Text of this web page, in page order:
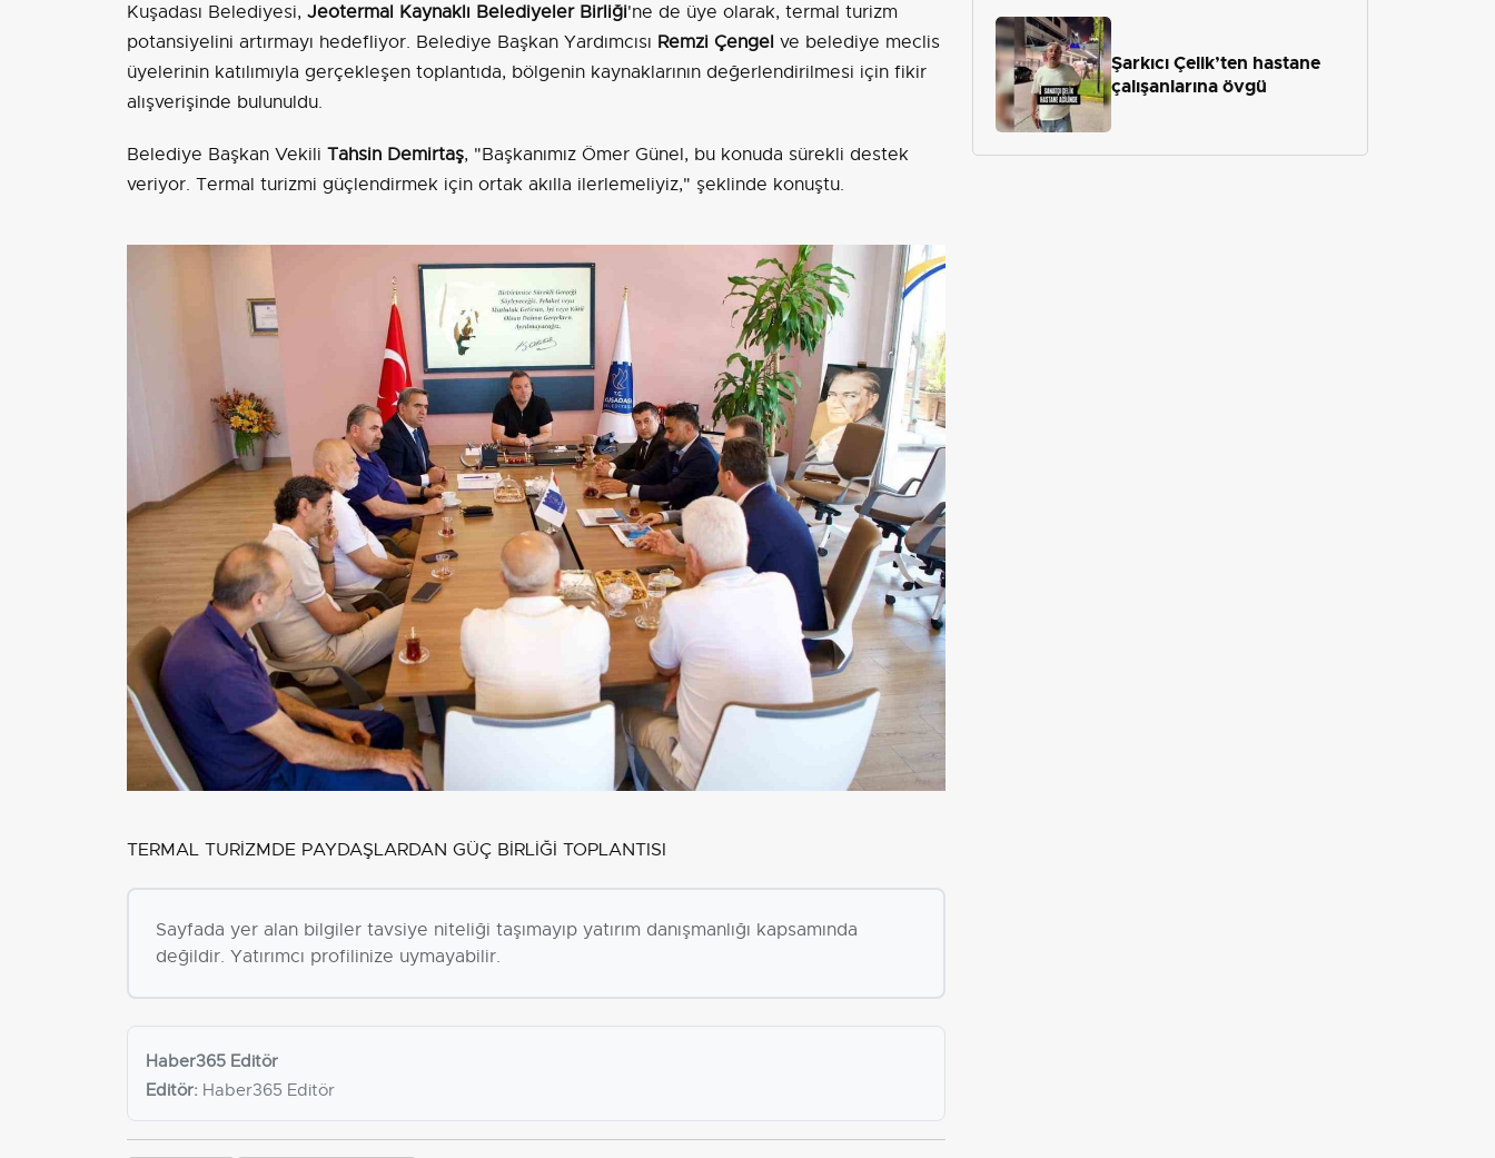
Kuşadası Belediyesi, Jeotermal Kaynaklı Belediyeler Birliği'ne de üye olarak, termal turizm
potansiyelini artırmayı hedefliyor. Belediye Başkan Yardımcısı Remzi Çengel ve belediye meclis
üyelerinin katılımıyla gerçekleşen toplantıda, bölgenin kaynaklarının değerlendirilmesi için fikir
alışverişinde bulunuldu.
Belediye Başkan Vekili Tahsin Demirtaş, "Başkanımız Ömer Günel, bu konuda sürekli destek
veriyor. Termal turizmi güçlendirmek için ortak akılla ilerlemeliyiz," şeklinde konuştu.
TERMAL TURİZMDE PAYDAŞLARDAN GÜÇ BİRLİĞİ TOPLANTISI
Sayfada yer alan bilgiler tavsiye niteliği taşımayıp yatırım danışmanlığı kapsamında
değildir. Yatırımcı profilinize uymayabilir.
Haber365 Editör
Editör: Haber365 Editör
Şarkıcı Çelik’ten hastane
çalışanlarına övgü